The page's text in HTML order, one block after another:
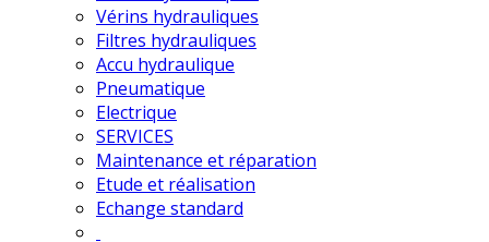
Vérins hydrauliques
Filtres hydrauliques
Accu hydraulique
Pneumatique
Electrique
SERVICES
Maintenance et réparation
Etude et réalisation
Echange standard